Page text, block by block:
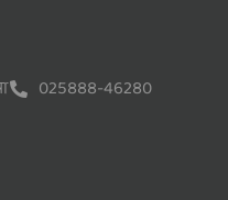
025888-46280